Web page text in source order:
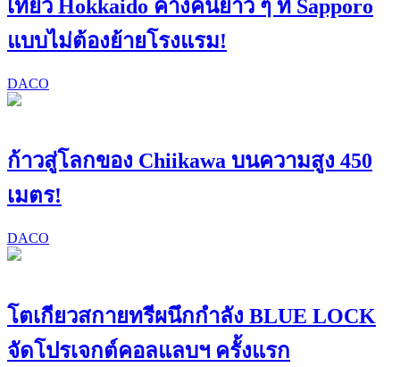
เที่ยว Hokkaido ค้างคืนยาว ๆ ที่ Sapporo
แบบไม่ต้องย้ายโรงแรม!
DACO
ก้าวสู่โลกของ Chiikawa บนความสูง 450
เมตร!
DACO
โตเกียวสกายทรีผนึกกำลัง BLUE LOCK
จัดโปรเจกต์คอลแลบฯ ครั้งแรก